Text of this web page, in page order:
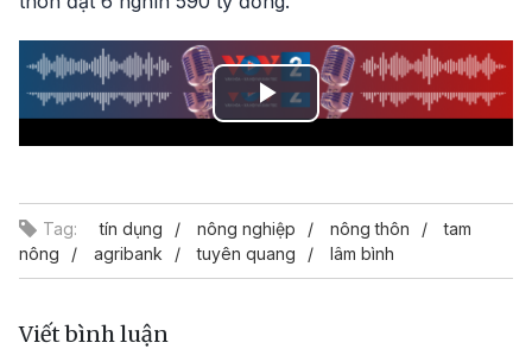
Play
Tag: tín dụng nông nghiệp nông thôn
tam
nông
agribank tuyên quang lâm bình
Viết bình luận